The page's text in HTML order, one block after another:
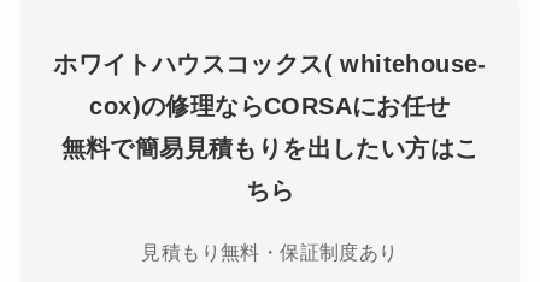
ホワイトハウスコックス( whitehouse-
cox)の修理ならCORSAにお任せ
無料で簡易見積もりを出したい方はこ
ちら
見積もり無料・保証制度あり